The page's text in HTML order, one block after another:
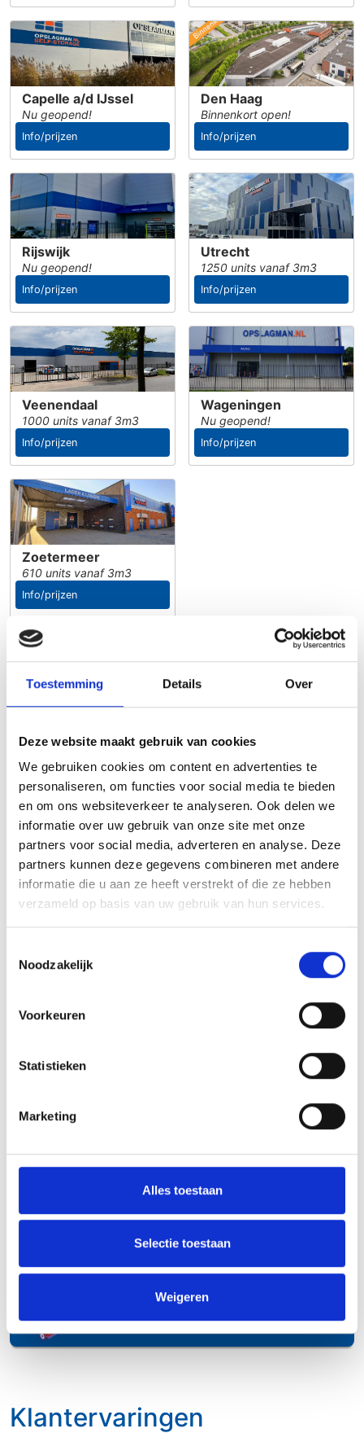
Toestemming Details Over
Deze website maakt gebruik van cookies
We gebruiken cookies om content en advertenties te
personaliseren, om functies voor social media te bieden
en om ons websiteverkeer te analyseren. Ook delen we
informatie over uw gebruik van onze site met onze
partners voor social media, adverteren en analyse. Deze
partners kunnen deze gegevens combineren met andere
informatie die u aan ze heeft verstrekt of die ze hebben
verzameld op basis van uw gebruik van hun services.
Noodzakelijk
Voorkeuren
Statistieken
Marketing
Alles toestaan
Selectie toestaan
Weigeren
Capelle a/d IJssel
Nu geopend!
Info/prijzen
Den Haag
Binnenkort open!
Info/prijzen
Rijswijk
Nu geopend!
Info/prijzen
Utrecht
1250 units vanaf 3m3
Info/prijzen
Veenendaal
1000 units vanaf 3m3
Info/prijzen
Wageningen
Nu geopend!
Info/prijzen
Zoetermeer
610 units vanaf 3m3
Info/prijzen
Hoe werkt het?
Hoe werkt het?
1
Buiten, Almere Centrum,Amerongen,
Amersfoort,Capelle a/d IJssel ,Den Haag,
Rijswijk,Utrecht,Veenendaal,Wageningen
en Zoetermeer.
2
Kies de opslagruimte, vul de gegevens in,
U krijgt een persoonlijke portal voor uw
toegangscode en boxnummer.
Ophaalservice
van onze partners kunt u
verhuizen zonder zorgen.
Klantervaringen
Klantervaringen